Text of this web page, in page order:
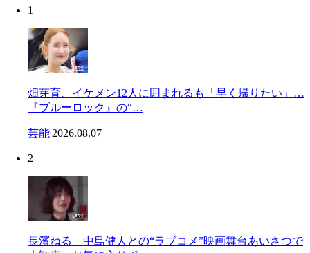
1
畑芽育、イケメン12人に囲まれるも「早く帰りたい」…
『ブルーロック』の“…
芸能|2026.08.07
2
長濱ねる 中島健人との“ラブコメ”映画舞台あいさつで